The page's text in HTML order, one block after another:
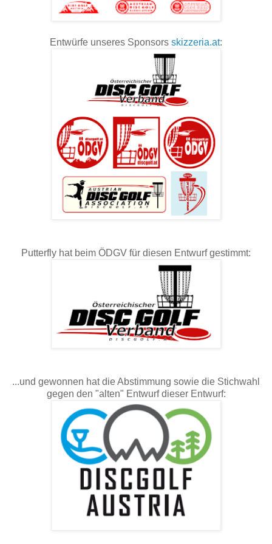
Entwürfe unseres Sponsors skizzeria.at:
Putterfly hat beim ÖDGV für diesen Entwurf gestimmt:
...und gewonnen hat die Abstimmung sowie die Stichwahl
gegen den "alten" Entwurf dieser Entwurf: